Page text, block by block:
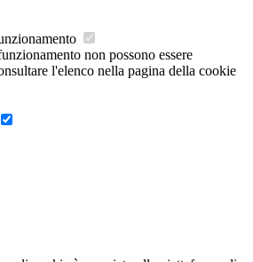
non possono essere
l'elenco nella pagina della cookie